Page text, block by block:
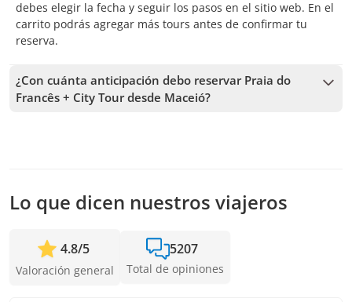
debes elegir la fecha y seguir los pasos en el sitio web. En el
carrito podrás agregar más tours antes de confirmar tu
reserva.
¿Con cuánta anticipación debo reservar Praia do
Francês + City Tour desde Maceió?
Lo que dicen nuestros viajeros
4.8/5
Valoración general
5207
Total de opiniones